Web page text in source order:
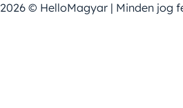
2026 © HelloMagyar | Minden jog